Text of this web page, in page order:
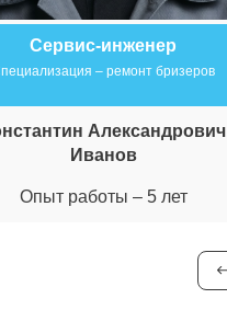
Сервис-инженер
– ремонт бризеров
Александрович
Иванов
Опыт работы – 5 лет